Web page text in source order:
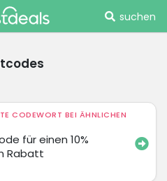
suchen
CODEWORT BEI ÄHNLICHEN
für einen 10%
Rabatt